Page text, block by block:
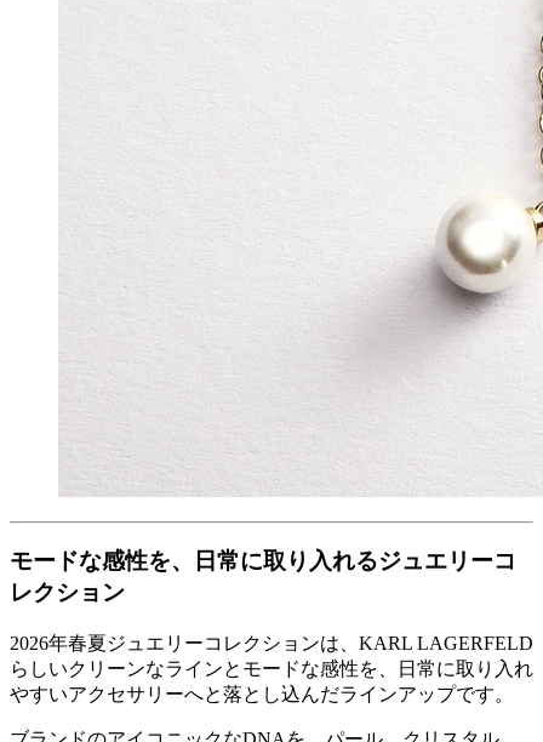
モードな感性を、日常に取り入れるジュエリーコ
レクション
2026年春夏ジュエリーコレクションは、KARL LAGERFELD
らしいクリーンなラインとモードな感性を、日常に取り入れ
やすいアクセサリーへと落とし込んだラインアップです。